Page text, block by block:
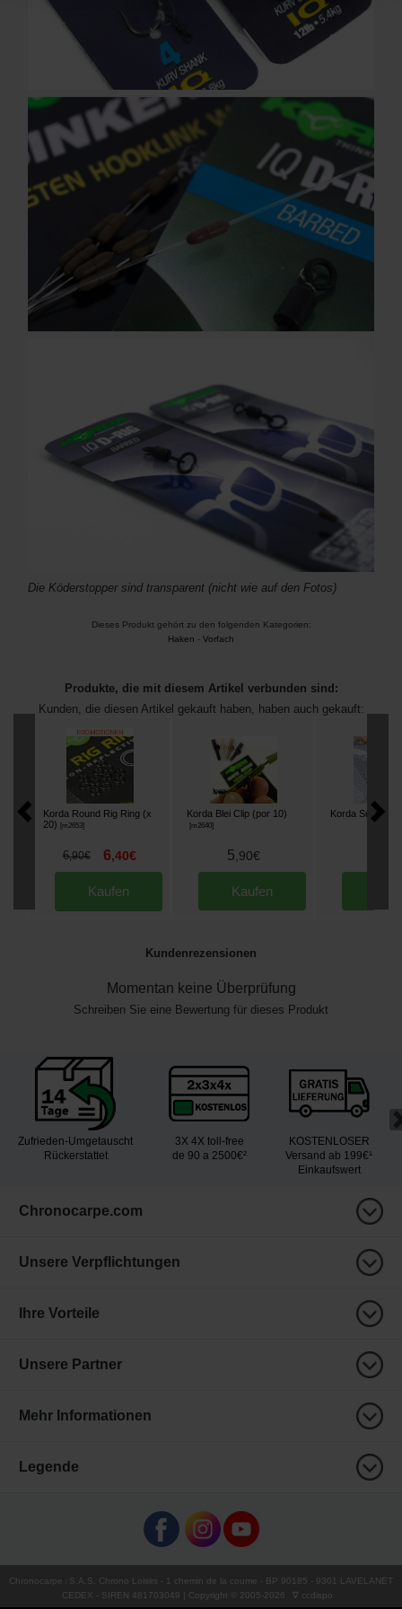
Die Köderstopper sind transparent (nicht wie auf den Fotos)
Dieses Produkt gehört zu den folgenden Kategorien:
Haken - Vorfach
Produkte, die mit diesem Artikel verbunden sind:
Kunden, die diesen Artikel gekauft haben, haben auch gekauft:
Korda Round Rig Ring (x
20)
[m2653]
6,90€ 6,40€
Kaufen
Korda Blei Clip (por 10)
[m2640]
5 90€
Kaufen
Korda Super
Kundenrezensionen
Momentan keine Überprüfung
Schreiben Sie eine Bewertung für dieses Produkt
Zufrieden-Umgetauscht
Rückerstattet
3X 4X toll-free
de 90 a 2500€²
KOSTENLOSER
Versand ab 199€¹
Einkaufswert
Chronocarpe.com
Unsere Verpflichtungen
Ihre Vorteile
Unsere Partner
Mehr Informationen
Legende
Chronocarpe : S.A.S. Chrono Loisirs - 1 chemin de la coume - BP 90185 - 9301 LAVELANET
CEDEX - SIREN 481703049 | Copyright © 2005-2026 ∇ ccdispo